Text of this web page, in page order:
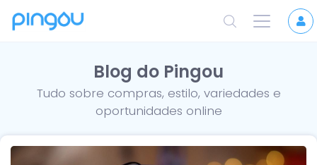
Blog do Pingou
Tudo sobre compras, estilo, variedades e
oportunidades online